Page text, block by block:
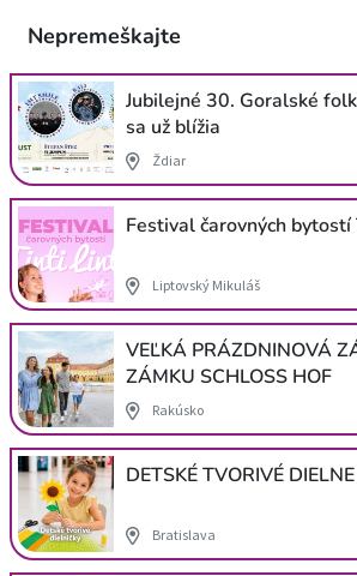
Nepremeškajte
Jubilejné 30. Goralské
sa už blížia
Ždiar
Festival čarovných
Liptovský Mikuláš
VEĽKÁ PRÁZDNINOVÁ
ZÁMKU SCHLOSS HOF
Rakúsko
DETSKÉ TVORIVÉ
Bratislava